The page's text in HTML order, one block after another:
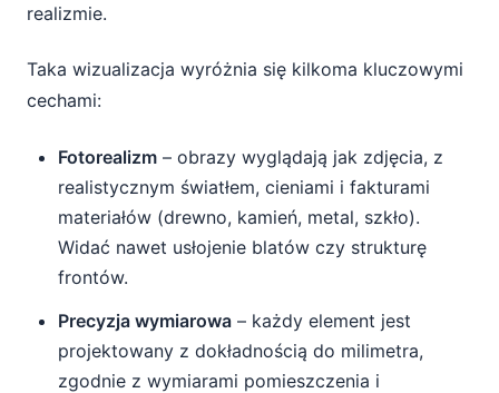
realizmie.
Taka wizualizacja wyróżnia się kilkoma kluczowymi
cechami:
Fotorealizm – obrazy wyglądają jak zdjęcia, z
realistycznym światłem, cieniami i fakturami
materiałów (drewno, kamień, metal, szkło).
Widać nawet usłojenie blatów czy strukturę
frontów.
Precyzja wymiarowa – każdy element jest
projektowany z dokładnością do milimetra,
zgodnie z wymiarami pomieszczenia i